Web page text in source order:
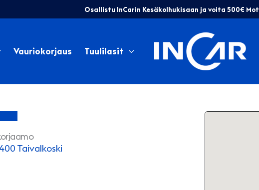
Osallistu InCarin Kesäkolhukisaan ja voita 500€
Vauriokorjaus Tuulilasit
Taivalkoski